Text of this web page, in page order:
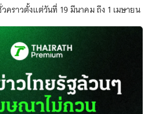
คราวตั้งแต่วันที่ 19 มีนาคม ถึง 1 เมษายน